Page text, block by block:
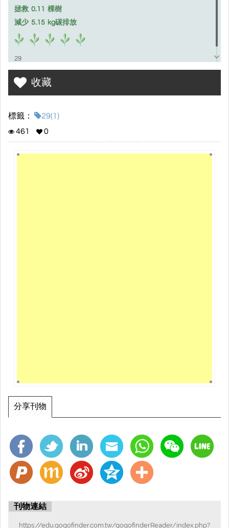
拯救 0.11
棵樹
減少 5.15 kg碳排放
29
收藏
標籤：
29(1)
461
0
分享刊物
刊物連結
https://edu.gogofinder.com.tw/gogofinderReader/index.php?